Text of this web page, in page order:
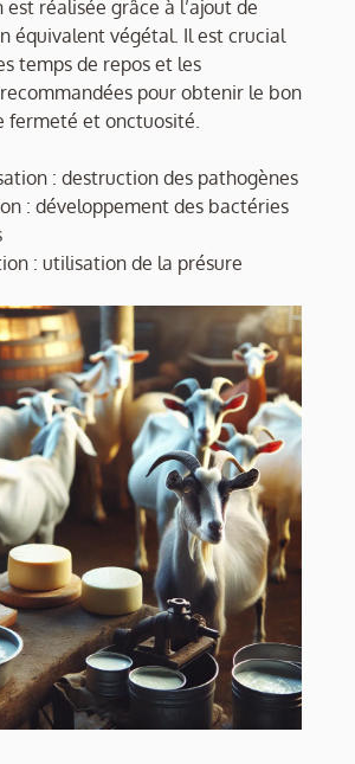
est réalisée grâce à l’ajout de
équivalent végétal. Il est crucial
temps de repos et les
pour obtenir le bon
fermeté et onctuosité.
: destruction des pathogènes
: développement des bactéries
: utilisation de la présure